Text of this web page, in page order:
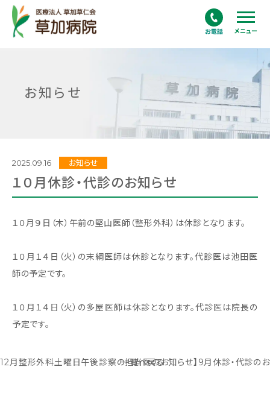
メニュー
お知らせ
2025.09.16 お知らせ
１０月休診・代診のお知らせ
１０月９日（木）午前の堅山医師（整形外科）は休診となります。
１０月１４日（火）の末綱医師は休診となります。代診医は池田医
師の予定です。
１０月１４日（火）の多屋医師は休診となります。代診医は院長の
予定です。
月整形外科土曜日午後診察の担当医のお知らせ】
一覧へ戻る 9月休診・代診の